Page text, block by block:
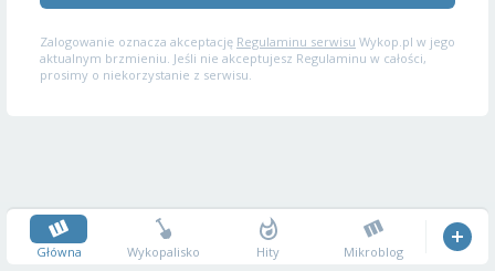
Zalogowanie oznacza akceptację Regulaminu serwisu Wykop.pl w jego
aktualnym brzmieniu. Jeśli nie akceptujesz Regulaminu w całości,
prosimy o niekorzystanie z serwisu.
Główna Wykopalisko Hity Mikroblog